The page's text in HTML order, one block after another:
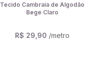
Tecido Cambraia de Algodão
Bege Claro
R$ 29,90 /metro